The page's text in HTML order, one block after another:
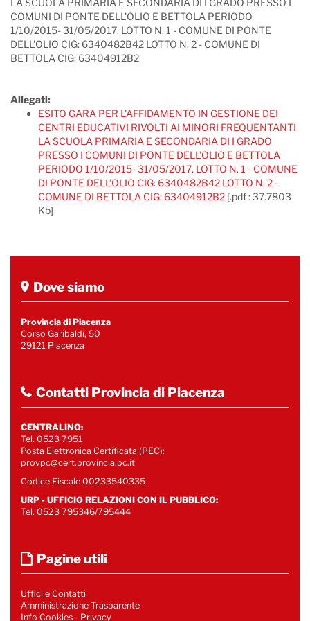
LA SCUOLA PRIMARIA E SECONDARIA DI I GRADO PRESSO I
COMUNI DI PONTE DELL'OLIO E BETTOLA PERIODO
1/10/2015- 31/05/2017. LOTTO N. 1 - COMUNE DI PONTE
DELL'OLIO CIG: 6340482B42 LOTTO N. 2 - COMUNE DI
BETTOLA CIG: 63404912B2
Allegati:
ESITO GARA PER L'AFFIDAMENTO IN GESTIONE DEI
CENTRI EDUCATIVI RIVOLTI AI MINORI FREQUENTANTI
LA SCUOLA PRIMARIA E SECONDARIA DI I GRADO
PRESSO I COMUNI DI PONTE DELL'OLIO E BETTOLA
PERIODO 1/10/2015- 31/05/2017. LOTTO N. 1 - COMUNE
DI PONTE DELL'OLIO CIG: 6340482B42 LOTTO N. 2 -
COMUNE DI BETTOLA CIG: 63404912B2 [.pdf : 37.7803
Kb]
Dove siamo
Provincia di Piacenza
Corso Garibaldi, 50
29121 Piacenza
Contatti Provincia di Piacenza
CENTRALINO:
Tel. 0523 7951
Posta Elettronica Certificata (PEC):
provpc@cert.provincia.pc.it
Codice Fiscale 00233540335
URP - UFFICIO RELAZIONI CON IL PUBBLICO:
Tel. 0523 795346/795444
Pagine utili
Uffici e Contatti
Amministrazione Trasparente
Info Cookies - Privacy